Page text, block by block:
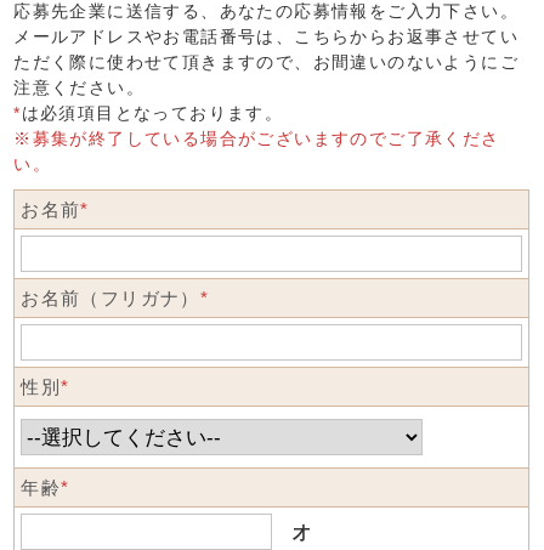
応募先企業に送信する、あなたの応募情報をご入力下さい。
メールアドレスやお電話番号は、こちらからお返事させてい
ただく際に使わせて頂きますので、お間違いのないようにご
注意ください。
*は必須項目となっております。
※募集が終了している場合がございますのでご了承くださ
い。
お名前*
お名前（フリガナ） *
性別*
年齢*
才